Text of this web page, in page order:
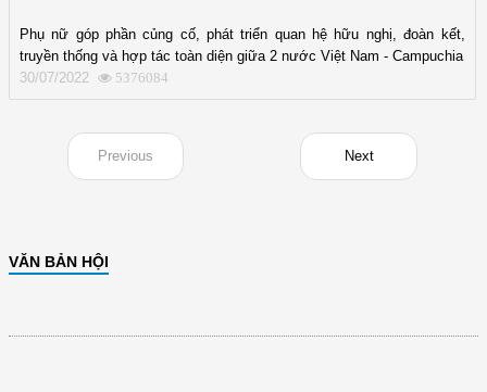
Phụ nữ góp phần củng cố, phát triển quan hệ hữu nghị, đoàn kết,
truyền thống và hợp tác toàn diện giữa 2 nước Việt Nam - Campuchia
30/07/2022
5376084
Previous Next
VĂN BẢN HỘI